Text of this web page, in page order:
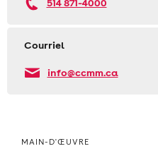
Courriel
info@ccmm.ca
MAIN-D'ŒUVRE